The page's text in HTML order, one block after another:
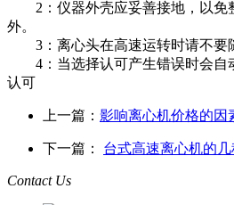
2：仪器外壳应妥善接地，以免
外。
3：离心头在高速运转时请不要
4：当选择认可产生错误时会自
认可
上一篇： 影响离心机价格的因
下一篇： 台式高速离心机的
Contact Us